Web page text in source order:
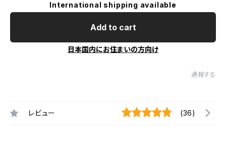
International shipping available
Add to cart
日本国内にお住まいの方向け
通報する
レビュー (36)